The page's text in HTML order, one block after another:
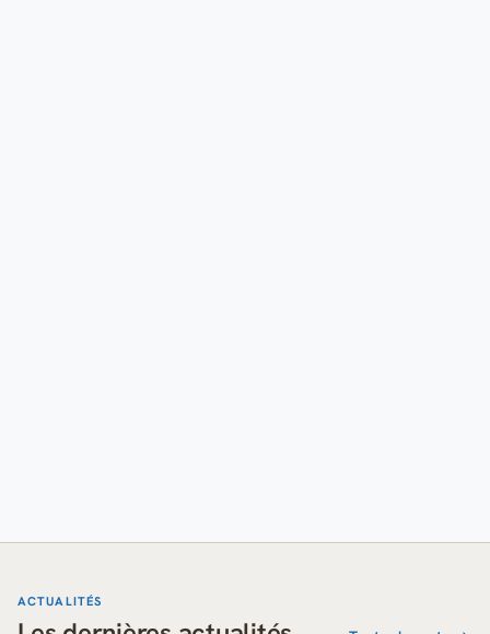
ACTUALITÉS